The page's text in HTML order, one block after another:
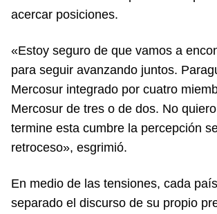
acercar posiciones.
«Estoy seguro de que vamos a
para seguir avanzando juntos.
Mercosur integrado por cuatro
Mercosur de tres o de dos. No
termine esta cumbre la percepción
retroceso», esgrimió.
En medio de las tensiones, cada
separado el discurso de su propio